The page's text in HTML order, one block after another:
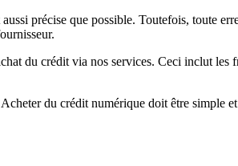
précise que possible. Toutefois, toute
du crédit via nos services. Ceci inclut les
du crédit numérique doit être simple